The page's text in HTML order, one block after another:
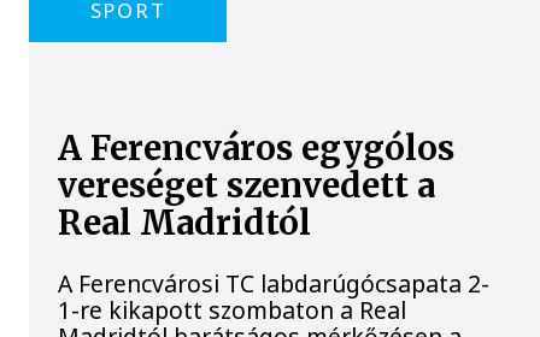
SPORT
A Ferencváros egygólos
vereséget szenvedett a
Real Madridtól
A Ferencvárosi TC labdarúgócsapata 2-
1-re kikapott szombaton a Real